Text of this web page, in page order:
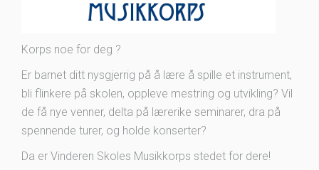
Korps noe for deg ?
Er barnet ditt nysgjerrig på å lære å spille et instrument,
bli flinkere på skolen, oppleve mestring og utvikling? Vil
de få nye venner, delta på lærerike seminarer, dra på
spennende turer, og holde konserter?
Da er Vinderen Skoles Musikkorps stedet for dere!